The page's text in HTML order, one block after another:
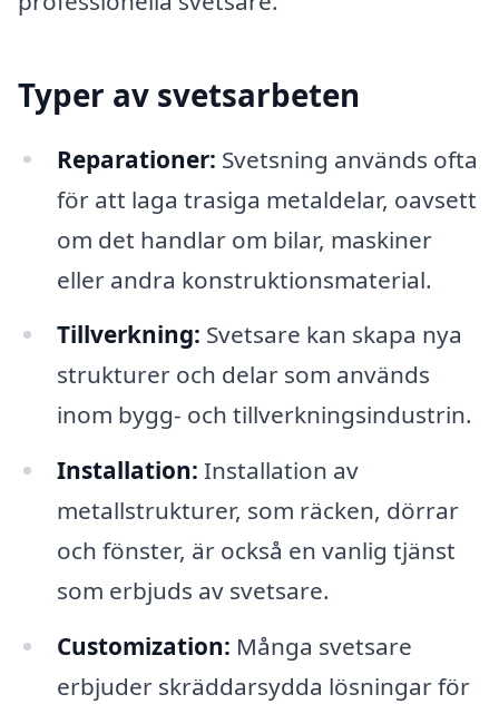
Typer av svetsarbeten
Reparationer: Svetsning används ofta
för att laga trasiga metaldelar, oavsett
om det handlar om bilar, maskiner
eller andra konstruktionsmaterial.
Tillverkning: Svetsare kan skapa nya
strukturer och delar som används
inom bygg- och tillverkningsindustrin.
Installation: Installation av
metallstrukturer, som räcken, dörrar
och fönster, är också en vanlig tjänst
som erbjuds av svetsare.
Customization: Många svetsare
erbjuder skräddarsydda lösningar för